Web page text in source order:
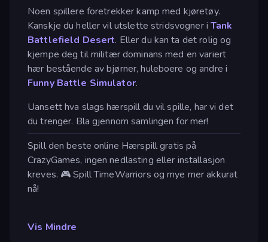
Noen spillere foretrekker kamp med kjøretøy.
Kanskje du heller vil utslette stridsvogner iTank
Battlefield Desert. Eller du kan ta det rolig og
kjempe deg til militær dominans med en variert
hær bestående av bjørner, huleboere og andre i
Funny Battle Simulator.
Uansett hva slags hærspill du vil spille, har vi det
du trenger. Bla gjennom samlingen for mer!
Spill den beste online Hærspill gratis på
CrazyGames, ingen nedlasting eller installasjon
kreves. 🎮 Spill TimeWarriors og mye mer akkurat
nå!
Vis Mindre